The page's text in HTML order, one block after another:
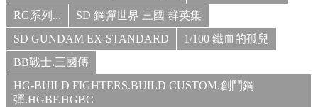
RG系列...
SD 鋼彈世界 三國 群英集
SD GUNDAM EX-STANDARD
1/100 鐵血的孤兒
BB戰士.三國傳
HG-BUILD FIGHTERS.BUILD CUSTOM.創鬥鋼
彈.HGBF.HGBC